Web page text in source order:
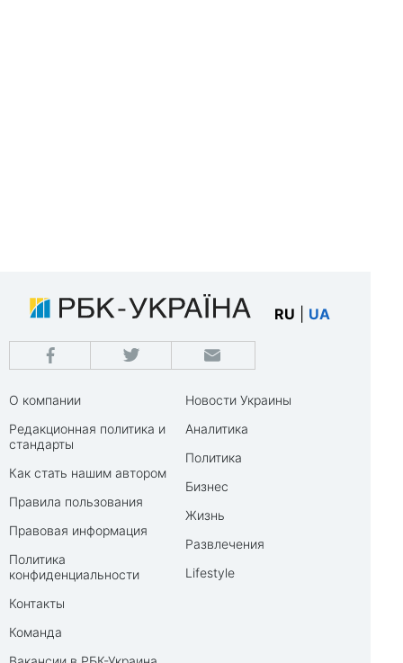
RU UA
О компании
Редакционная политика и
стандарты
Как стать нашим автором
Правила пользования
Правовая информация
Политика
конфиденциальности
Контакты
Команда
Новости Украины
Аналитика
Политика
Бизнес
Жизнь
Развлечения
Lifestyle